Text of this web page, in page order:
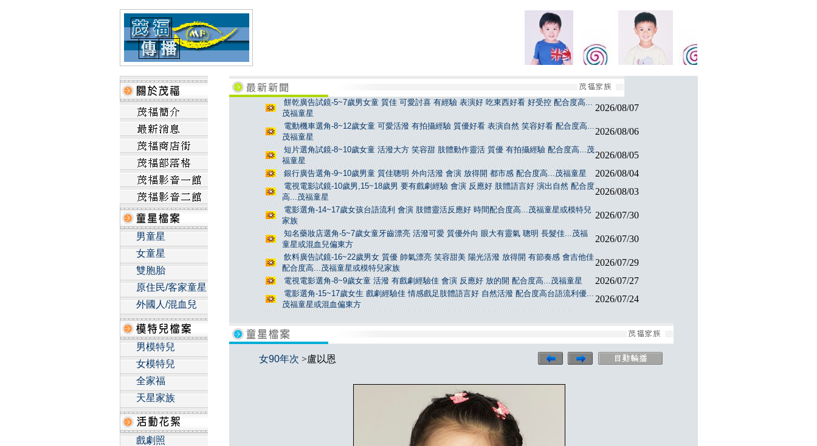
男童星
女童星
雙胞胎
原住民/客家童星
外國人/混血兒
男模特兒
女模特兒
全家福
天星家族
戲劇照
餅乾廣告試鏡-5~7歲男女童 質佳 可愛討喜 有經驗 表演好 吃東西好看 好受控 配合度高...
茂福童星
2026/08/07
電動機車選角-8~12歲女童 可愛活潑 有拍攝經驗 質優好看 表演自然 笑容好看 配合度高...
茂福童星
2026/08/06
短片選角試鏡-8~10歲女童 活潑大方 笑容甜 肢體動作靈活 質優 有拍攝經驗 配合度高...茂
福童星
2026/08/05
銀行廣告選角-9~10歲男童 質佳聰明 外向活潑 會演 放得開 都市感 配合度高...茂福童星 2026/08/04
電視電影試鏡-10歲男,15~18歲男 要有戲劇經驗 會演 反應好 肢體語言好 演出自然 配合度
高...茂福童星
2026/08/03
電影選角-14~17歲女孩台語流利 會演 肢體靈活反應好 時間配合度高...茂福童星或模特兒
家族
2026/07/30
知名藥妝店選角-5~7歲女童牙齒漂亮 活潑可愛 質優外向 眼大有靈氣 聰明 長髮佳...茂福
童星或混血兒偏東方
2026/07/30
飲料廣告試鏡-16~22歲男女 質優 帥氣漂亮 笑容甜美 陽光活潑 放得開 有節奏感 會吉他佳
配合度高...茂福童星或模特兒家族
2026/07/29
電視電影選角-8~9歲女童 活潑 有戲劇經驗佳 會演 反應好 放的開 配合度高...茂福童星 2026/07/27
電影選角-15~17歲女生 戲劇經驗佳 情感戲足肢體語言好 自然活潑 配合度高台語流利優...
茂福童星或混血偏東方
2026/07/24
女90年次 >盧以恩